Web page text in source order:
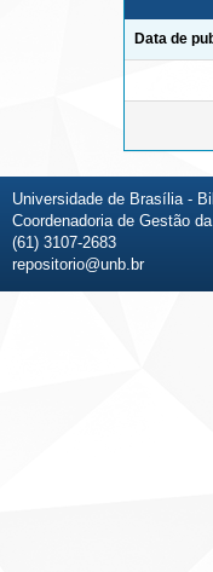
Data de
Universidade de Brasília -
Coordenadoria de Gestão
(61) 3107-2683
repositorio@unb.br